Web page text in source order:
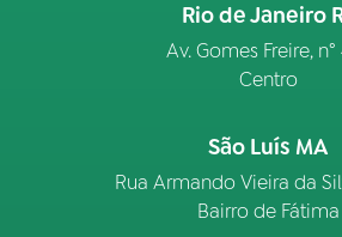
Rio de Janeiro
Av. Gomes Freire, n°
Centro
São Luís MA
Rua Armando Vieira da
Bairro de Fátima